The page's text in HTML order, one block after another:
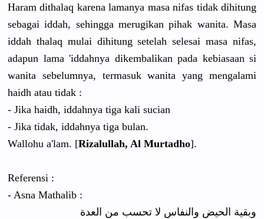
Haram dithalaq karena lamanya masa nifas tidak dihitung
sebagai iddah, sehingga merugikan pihak wanita. Masa
iddah thalaq mulai dihitung setelah selesai masa nifas,
adapun lama 'iddahnya dikembalikan pada kebiasaan si
wanita sebelumnya, termasuk wanita yang mengalami
haidh atau tidak :
- Jika haidh, iddahnya tiga kali sucian
- Jika tidak, iddahnya tiga bulan.
Wallohu a'lam. [Rizalullah, Al Murtadho].
Referensi :
- Asna Mathalib :
وبقية الحيض والنفاس لا تحسب من العدة